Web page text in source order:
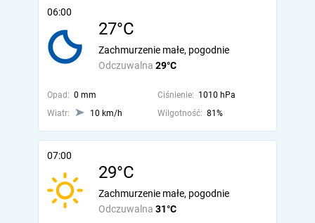
06:00
27°C
Odczuwalna 29°C
Zachmurzenie małe, pogodnie
Opad: 0 mm Ciśnienie: 1010 hPa
Wiatr:
10 km/h Wilgotność: 81%
07:00
29°C
Odczuwalna 31°C
Zachmurzenie małe, pogodnie